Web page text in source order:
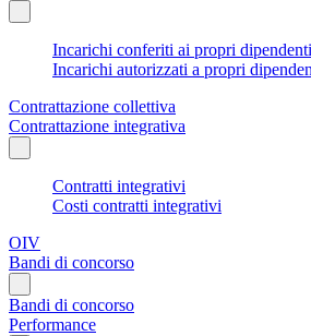
Incarichi conferiti ai propri dipendenti
Incarichi autorizzati a propri
Contrattazione collettiva
Contrattazione integrativa
Contratti integrativi
Costi contratti integrativi
OIV
Bandi di concorso
Bandi di concorso
Performance